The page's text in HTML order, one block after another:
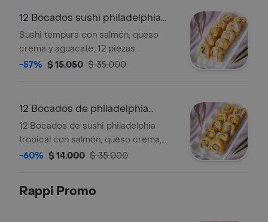
12 Bocados sushi philadelphia
tempura
Sushi tempura con salmón, queso
crema y aguacate, 12 piezas.
-57% $ 15.050 $ 35.000
12 Bocados de philadelphia
tropical
12 Bocados de sushi philadelphia
tropical con salmón, queso crema,
aguacate y cubierto de plátano
-60% $ 14.000 $ 35.000
Rappi Promo